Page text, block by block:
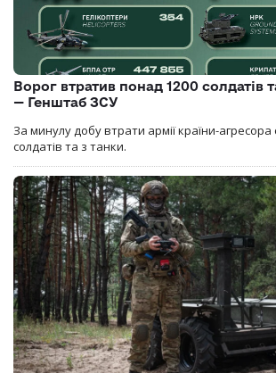
Ворог втратив понад 1200 солдатів
— Генштаб ЗСУ
За минулу добу втрати армії країни-агресора
солдатів та з танки.